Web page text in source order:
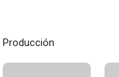
Producción